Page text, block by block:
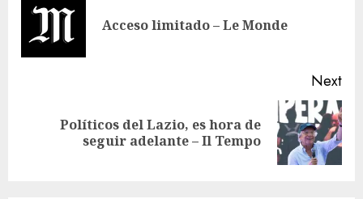
Acceso limitado – Le Monde
Next
Políticos del Lazio, es hora de
seguir adelante – Il Tempo